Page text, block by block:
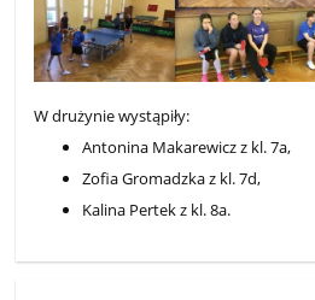
W drużynie wystąpiły:
Antonina Makarewicz z kl. 7a,
Zofia Gromadzka z kl. 7d,
Kalina Pertek z kl. 8a.